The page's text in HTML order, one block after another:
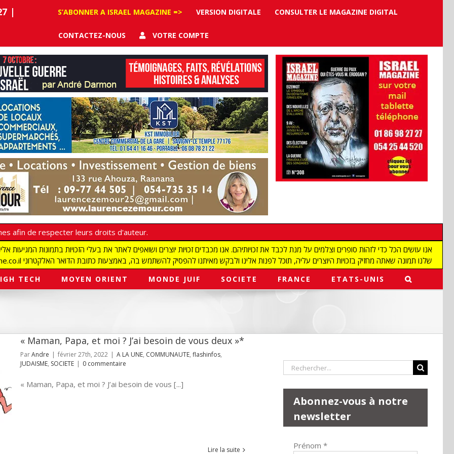
|
S’ABONNER A ISRAEL MAGAZINE => VERSION DIGITALE CONSULTER LE MAGAZINE DIGITAL
CONTACTEZ-NOUS VOTRE COMPTE
afin de respecter leurs droits d'auteur.
redaction@israelmagazine.co.il שלנו תמונה שאתה מחזיק בזכויות היוצרים עליה, תוכל לפנות אלינו ולבקש מאיתנו להפסיק להשתמש בה, באמצעות כתובת הדואר האלקטרוני
TECH MOYEN ORIENT MONDE JUIF SOCIETE FRANCE ETATS-UNIS
« Maman, Papa, et moi ? J’ai besoin de vous deux »*
ParAndre | février 27th, 2022 | A LA UNE, COMMUNAUTE, flashinfos,
JUDAISME, SOCIETE | 0 commentaire
« Maman, Papa, et moi ? J’ai besoin de vous [...]
Lire la suite
Rechercher:
Abonnez-vous à notre
newsletter
Prénom *